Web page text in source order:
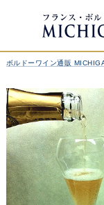
ボルドーワイン通販